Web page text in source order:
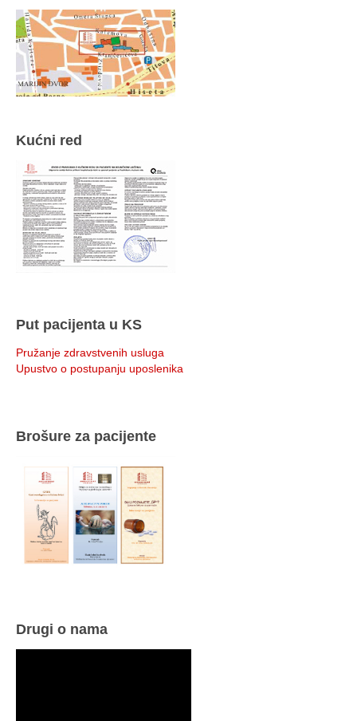
Kućni red
Put pacijenta u KS
Pružanje zdravstvenih usluga
Upustvo o postupanju uposlenika
Brošure za pacijente
Drugi o nama